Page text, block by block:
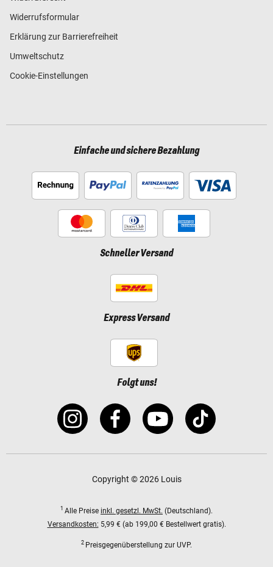
Widerrufsformular
Erklärung zur Barrierefreiheit
Umweltschutz
Cookie-Einstellungen
Einfache und sichere Bezahlung
Schneller Versand
Express Versand
Folgt uns!
Copyright © 2026 Louis
1 Alle Preise inkl. gesetzl. MwSt. (Deutschland).
Versandkosten: 5,99 € (ab 199,00 € Bestellwert gratis).
2 Preisgegenüberstellung zur UVP.